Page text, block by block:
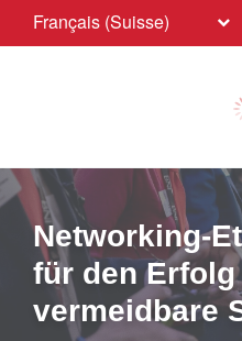
Français (Suisse)
Networking-
für den
vermeidbare